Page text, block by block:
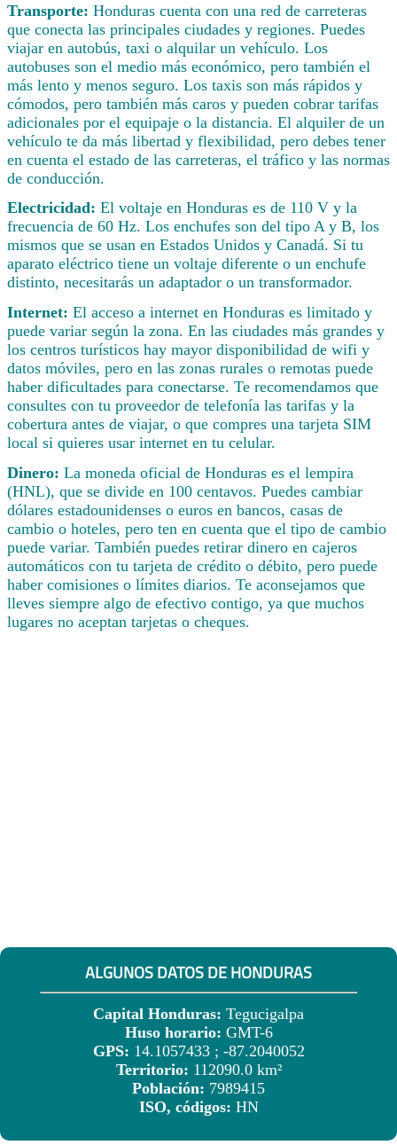
Transporte: Honduras cuenta con una red de carreteras
que conecta las principales ciudades y regiones. Puedes
viajar en autobús, taxi o alquilar un vehículo. Los
autobuses son el medio más económico, pero también el
más lento y menos seguro. Los taxis son más rápidos y
cómodos, pero también más caros y pueden cobrar tarifas
adicionales por el equipaje o la distancia. El alquiler de un
vehículo te da más libertad y flexibilidad, pero debes tener
en cuenta el estado de las carreteras, el tráfico y las normas
de conducción.
Electricidad: El voltaje en Honduras es de 110 V y la
frecuencia de 60 Hz. Los enchufes son del tipo A y B, los
mismos que se usan en Estados Unidos y Canadá. Si tu
aparato eléctrico tiene un voltaje diferente o un enchufe
distinto, necesitarás un adaptador o un transformador.
Internet: El acceso a internet en Honduras es limitado y
puede variar según la zona. En las ciudades más grandes y
los centros turísticos hay mayor disponibilidad de wifi y
datos móviles, pero en las zonas rurales o remotas puede
haber dificultades para conectarse. Te recomendamos que
consultes con tu proveedor de telefonía las tarifas y la
cobertura antes de viajar, o que compres una tarjeta SIM
local si quieres usar internet en tu celular.
Dinero: La moneda oficial de Honduras es el lempira
(HNL), que se divide en 100 centavos. Puedes cambiar
dólares estadounidenses o euros en bancos, casas de
cambio o hoteles, pero ten en cuenta que el tipo de cambio
puede variar. También puedes retirar dinero en cajeros
automáticos con tu tarjeta de crédito o débito, pero puede
haber comisiones o límites diarios. Te aconsejamos que
lleves siempre algo de efectivo contigo, ya que muchos
lugares no aceptan tarjetas o cheques.
ALGUNOS DATOS DE HONDURAS
Capital Honduras: Tegucigalpa
Huso horario: GMT-6
GPS: 14.1057433 ; -87.2040052
Territorio: 112090.0 km²
Población: 7989415
ISO, códigos: HN